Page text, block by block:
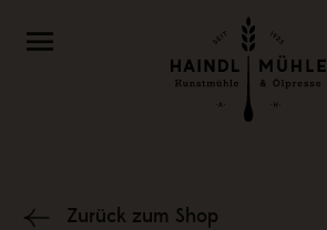
InhaltMenü
Zurück zum Shop